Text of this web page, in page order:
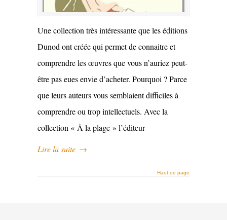
Une collection très intéressante que les éditions
Dunod ont créée qui permet de connaitre et
comprendre les œuvres que vous n’auriez peut-
être pas eues envie d’acheter. Pourquoi ? Parce
que leurs auteurs vous semblaient difficiles à
comprendre ou trop intellectuels. Avec la
collection « À la plage » l’éditeur
Lire la suite →
Haut de page